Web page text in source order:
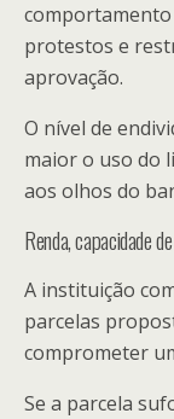
comportamento
protestos e
aprovação.
O nível de
maior o uso do
aos olhos do
Renda, capacidade
A instituição
parcelas
comprometer
Se a parcela